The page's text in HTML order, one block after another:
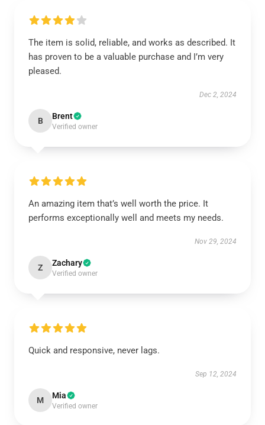
The item is solid, reliable, and works as described. It
has proven to be a valuable purchase and I’m very
pleased.
Dec 2, 2024
B Brent
Verified owner
An amazing item that’s well worth the price. It
performs exceptionally well and meets my needs.
Nov 29, 2024
Z Zachary
Verified owner
Quick and responsive, never lags.
Sep 12, 2024
M Mia
Verified owner